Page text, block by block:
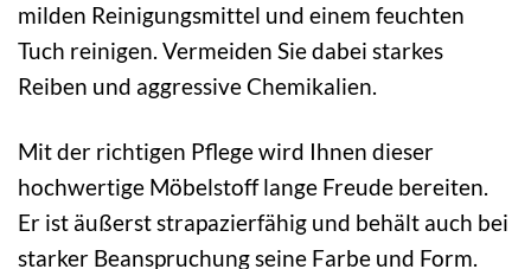
milden Reinigungsmittel und einem feuchten
Tuch reinigen. Vermeiden Sie dabei starkes
Reiben und aggressive Chemikalien.
Mit der richtigen Pflege wird Ihnen dieser
hochwertige Möbelstoff lange Freude bereiten.
Er ist äußerst strapazierfähig und behält auch bei
starker Beanspruchung seine Farbe und Form.